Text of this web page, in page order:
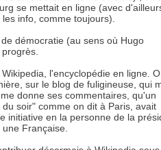
se mettait en ligne (avec
info, comme toujours).
démocratie (au sens où Hugo
l'encyclopédie en ligne.
sur le blog de fuligineuse, qui
donne ses commentaires, qu'un
soir" comme on dit à Paris, avait
initiative en la personne de la
Française.